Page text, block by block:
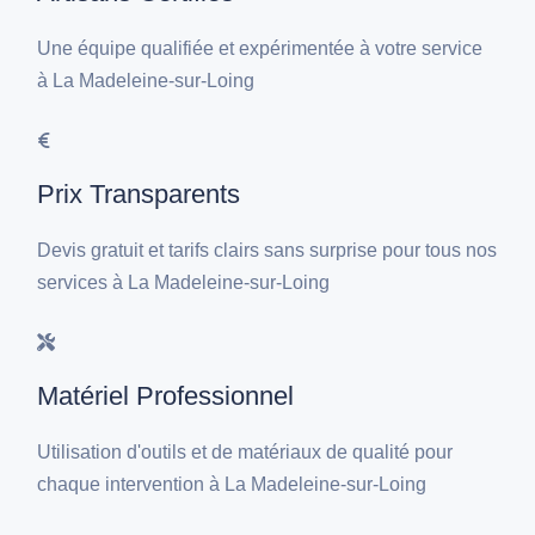
Une équipe qualifiée et expérimentée à votre service
à La Madeleine-sur-Loing
Prix Transparents
Devis gratuit et tarifs clairs sans surprise pour tous nos
services à La Madeleine-sur-Loing
Matériel Professionnel
Utilisation d'outils et de matériaux de qualité pour
chaque intervention à La Madeleine-sur-Loing